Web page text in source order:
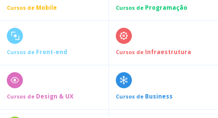
Cursos de Mobile Cursos de Programação
Cursos de Front-end Cursos de Infraestrutura
Cursos de Design & UX Cursos de Business